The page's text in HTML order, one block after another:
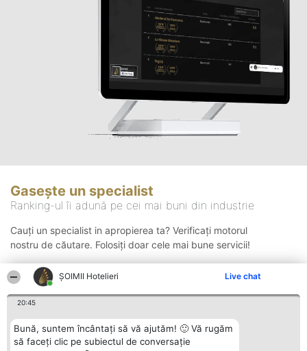
ȘOIMII Hotelieri Live chat
20:45
Bună, suntem încântați să vă ajutăm! 🙂 Vă rugăm
să faceți clic pe subiectul de conversație
Gasește un specialist
Ranking-ul îi adună pe cei mai buni din industrie
Cauți un specialist in apropierea ta? Verificați motorul
nostru de căutare. Folosiți doar cele mai bune servicii!